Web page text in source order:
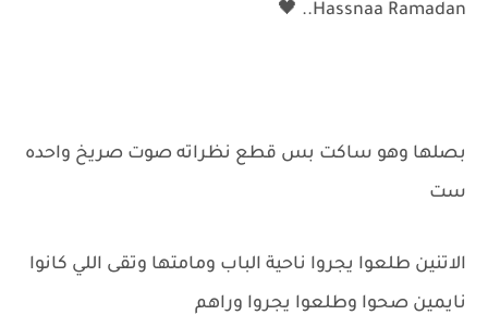
Hassnaa Ramadan.. 🖤
بصلها وهو ساكت بس قطع نظراته صوت صريخ واحده
ست
الاتنين طلعوا يجروا ناحية الباب ومامتها وتقى اللي كانوا
نايمين صحوا وطلعوا يجروا وراهم